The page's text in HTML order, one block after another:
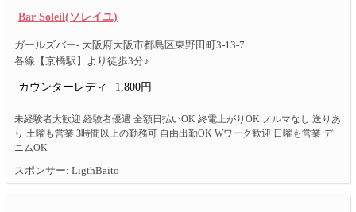
Bar Soleil(ソレイユ)
ガールズバー- 大阪府大阪市都島区東野田町3-13-7
各線【京橋駅】より徒歩3分♪
カウンターレディ 1,800円
未経験者大歓迎 経験者優遇 全額日払いOK 終電上がりOK ノルマなし 送りあ
り 土曜も営業 3時間以上の勤務可 自由出勤OK Wワーク歓迎 日曜も営業 デ
ニムOK
スポンサー: LigthBaito